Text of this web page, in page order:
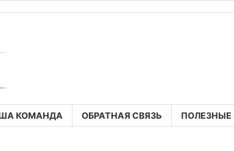
КОМАНДА ОБРАТНАЯ СВЯЗЬ ПОЛЕЗНЫЕ